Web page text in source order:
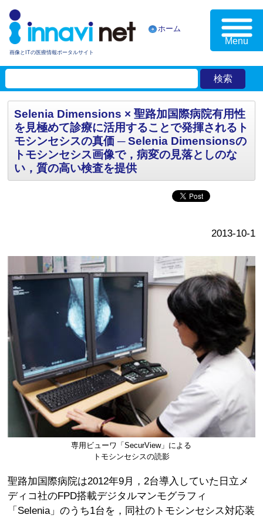
画像とITの医療情報ポータルサイト
ホーム
Menu
Selenia Dimensions × 聖路加国際病院有用性
を見極めて診療に活用することで発揮されるト
モシンセシスの真価 ─‌ Selenia Dimensionsの
トモシンセシス画像で，病変の見落としのな
い，質の高い検査を提供
2013-10-1
専用ビューワ「SecurView」による
トモシンセシスの読影
聖路加国際病院は2012年9月，2台導入していた日立メ
ディコ社のFPD搭載デジタルマンモグラフィ
「Selenia」のうち1台を，同社のトモシンセシス対応装